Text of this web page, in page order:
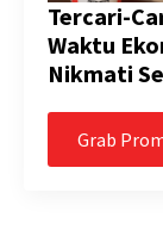
Tercari-
Waktu
Nikmati
Grab